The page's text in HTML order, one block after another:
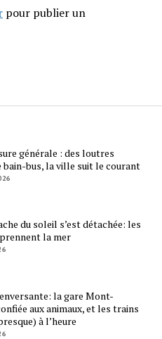
pour publier un
générale : des loutres
bain-bus, la ville suit le courant
du soleil s’est détachée: les
la mer
la gare Mont-
aux animaux, et les trains
à l’heure